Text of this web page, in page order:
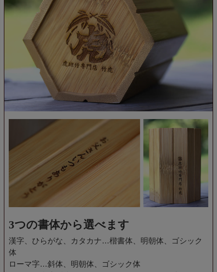
3つの書体から選べます
漢字、ひらがな、カタカナ…楷書体、明朝体、ゴシック
体
ローマ字…斜体、明朝体、ゴシック体